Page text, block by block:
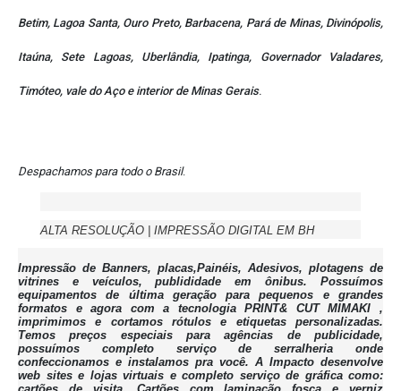
Betim, Lagoa Santa, Ouro Preto, Barbacena, Pará de Minas, Divinópolis,
Itaúna, Sete Lagoas, Uberlândia, Ipatinga, Governador Valadares,
Timóteo, vale do Aço e interior de Minas Gerais.
Despachamos para todo o Brasil.
ALTA RESOLUÇÃO | IMPRESSÃO DIGITAL EM BH
Impressão de Banners, placas,Painéis, Adesivos, plotagens de
vitrines e veículos, publididade em ônibus. Possuímos
equipamentos de última geração para pequenos e grandes
formatos e agora com a tecnologia PRINT& CUT MIMAKI ,
imprimimos e cortamos rótulos e etiquetas personalizadas.
Temos preços especiais para agências de publicidade,
possuímos completo serviço de serralheria onde
confeccionamos e instalamos pra você. A Impacto desenvolve
web sites e lojas virtuais e completo serviço de gráfica como: